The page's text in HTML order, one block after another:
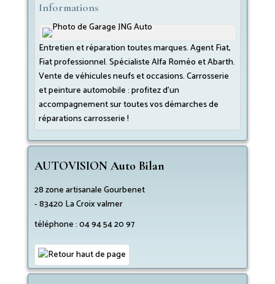
Informations
Entretien et réparation toutes marques. Agent Fiat,
Fiat professionnel. Spécialiste Alfa Roméo et Abarth.
Vente de véhicules neufs et occasions. Carrosserie
et peinture automobile : profitez d’un
accompagnement sur toutes vos démarches de
réparations carrosserie !
AUTOVISION Auto Bilan
28 zone artisanale Gourbenet
-83420 La Croix valmer
téléphone :04 94 54 20 97